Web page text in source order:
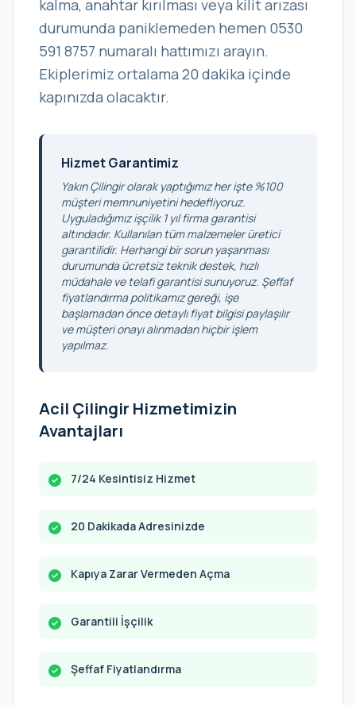
kalma, anahtar kırılması veya kilit arızası
durumunda paniklemeden hemen 0530
591 8757 numaralı hattımızı arayın.
Ekiplerimiz ortalama 20 dakika içinde
kapınızda olacaktır.
Hizmet Garantimiz
Yakın Çilingir olarak yaptığımız her işte %100
müşteri memnuniyetini hedefliyoruz.
Uyguladığımız işçilik 1 yıl firma garantisi
altındadır. Kullanılan tüm malzemeler üretici
garantilidir. Herhangi bir sorun yaşanması
durumunda ücretsiz teknik destek, hızlı
müdahale ve telafi garantisi sunuyoruz. Şeffaf
fiyatlandırma politikamız gereği, işe
başlamadan önce detaylı fiyat bilgisi paylaşılır
ve müşteri onayı alınmadan hiçbir işlem
yapılmaz.
Acil Çilingir Hizmetimizin
Avantajları
7/24 Kesintisiz Hizmet
20 Dakikada Adresinizde
Kapıya Zarar Vermeden Açma
Garantili İşçilik
Şeffaf Fiyatlandırma